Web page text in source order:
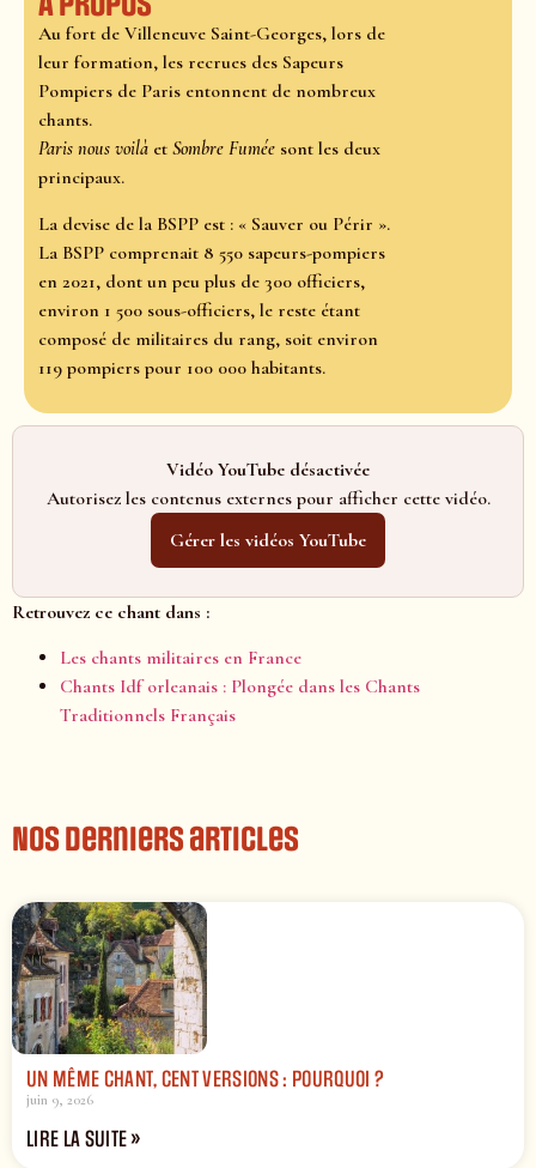
Au fort de Villeneuve Saint-Georges, lors de
leur formation, les recrues des Sapeurs
Pompiers de Paris entonnent de nombreux
chants.
Paris nous voilà et Sombre Fumée sont les deux
principaux.
La devise de la BSPP est : « Sauver ou Périr ».
La BSPP comprenait 8 550 sapeurs-pompiers
en 2021, dont un peu plus de 300 officiers,
environ 1 500 sous-officiers, le reste étant
composé de militaires du rang, soit environ
119 pompiers pour 100 000 habitants.
Vidéo YouTube désactivée
Autorisez les contenus externes pour afficher cette vidéo.
Gérer les vidéos YouTube
Retrouvez ce chant dans :
Les chants militaires en France
Chants Idf orleanais : Plongée dans les Chants
Traditionnels Français
Nos derniers articles
UN MÊME CHANT, CENT VERSIONS : POURQUOI ?
juin 9, 2026
LIRE LA SUITE »